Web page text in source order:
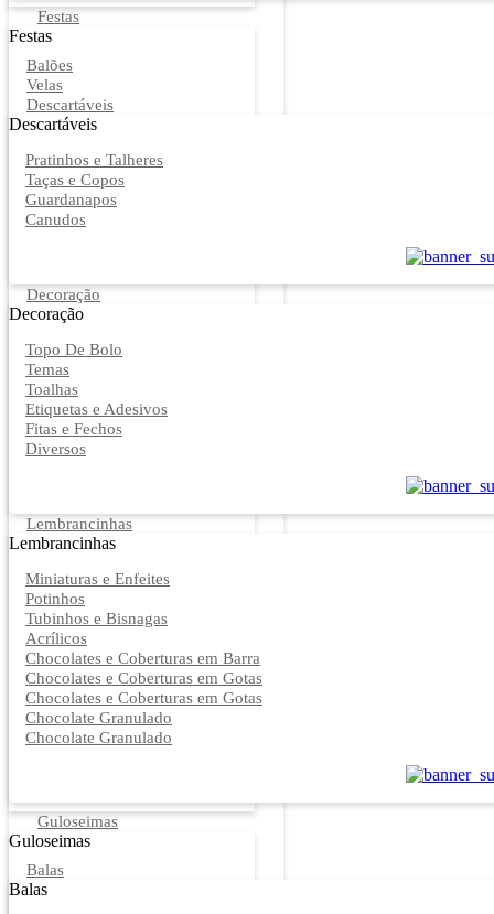
Festas
Festas
Balões
Velas
Descartáveis
Descartáveis
Pratinhos e Talheres
Taças e Copos
Guardanapos
Canudos
Decoração
Decoração
Topo De Bolo
Temas
Toalhas
Etiquetas e Adesivos
Fitas e Fechos
Diversos
Lembrancinhas
Lembrancinhas
Miniaturas e Enfeites
Potinhos
Tubinhos e Bisnagas
Acrílicos
Chocolates e Coberturas em Barra
Chocolates e Coberturas em Gotas
Chocolates e Coberturas em Gotas
Chocolate Granulado
Chocolate Granulado
Guloseimas
Guloseimas
Balas
Balas